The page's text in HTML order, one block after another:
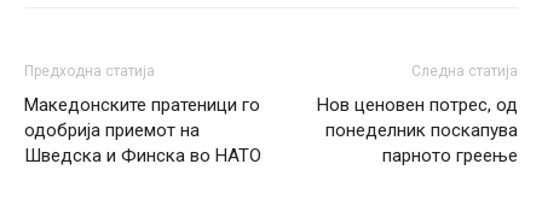
Предходна статија
Македонските пратеници го
одобрија приемот на
Шведска и Финска во НАТО
Следна статија
Нов ценовен потрес, од
понеделник поскапува
парното греење